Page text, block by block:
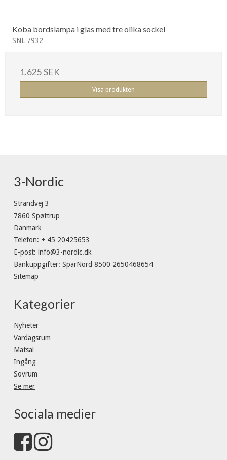
Koba bordslampa i glas med tre olika sockel
SNL 7932
1.625 SEK
Visa produkten
3-Nordic
Strandvej 3
7860 Spøttrup
Danmark
Telefon: + 45 20425653
E-post: info@3-nordic.dk
Bankuppgifter: SparNord 8500 2650468654
Sitemap
Kategorier
Nyheter
Vardagsrum
Matsal
Ingång
Sovrum
Se mer
Sociala medier